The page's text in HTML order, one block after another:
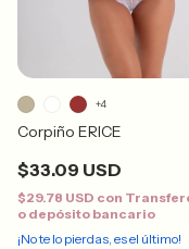
Corpiño ERICE
$33.09 USD
$29.78 USD con
o depósito bancario
¡No te lo pierdas, es el último!
+4